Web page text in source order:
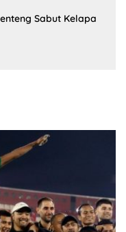
Sabut Kelapa